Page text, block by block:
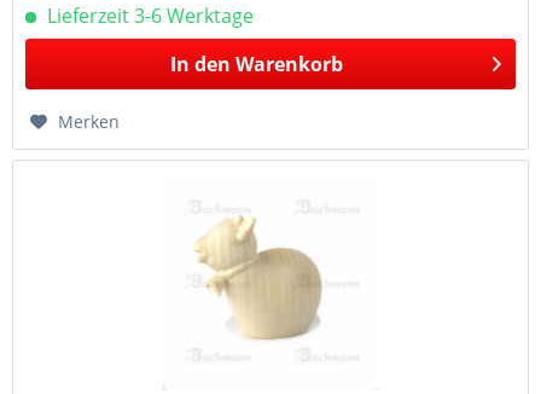
Lieferzeit 3-6 Werktage
In den Warenkorb
Merken